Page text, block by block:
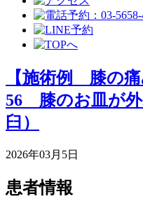
【施術例 膝の
56 膝のお皿が外
臼）
2026年03月5日
患者情報